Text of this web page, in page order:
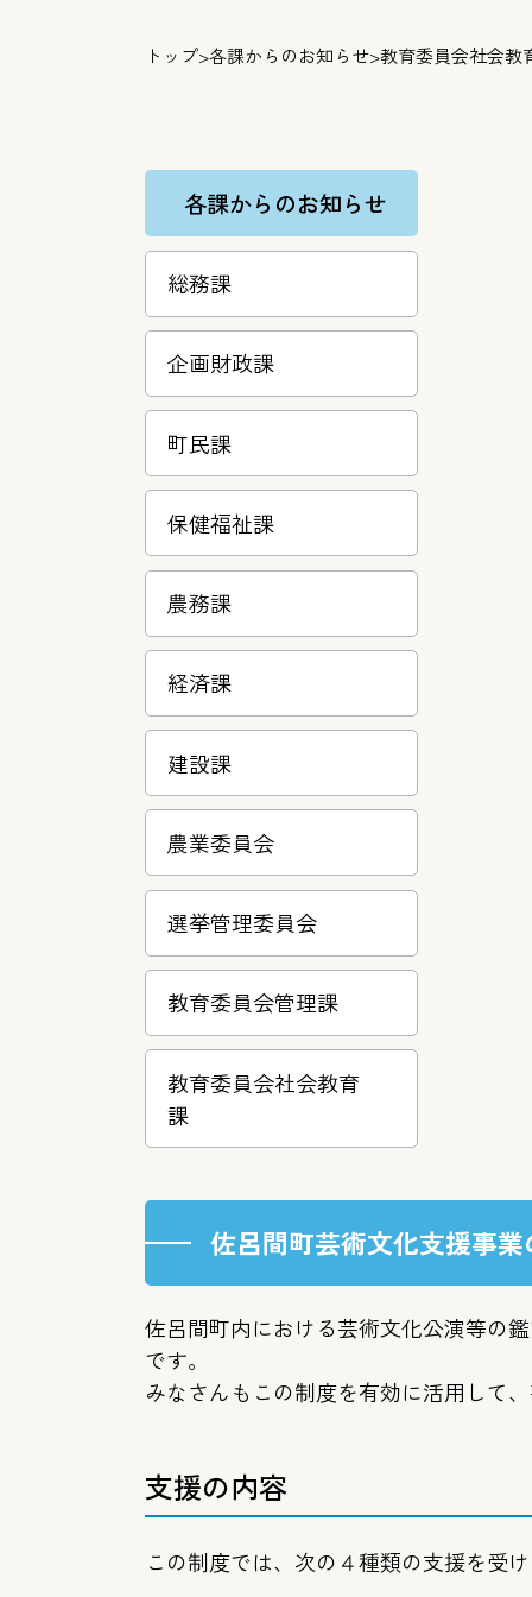
トップ>各課からのお知らせ>教育委員会社会教
佐呂間町芸術文化支援事
佐呂間町内における芸術文化公演等の
です。
みなさんもこの制度を有効に活用して
支援の内容
この制度では、次の４種類の支援を受
各課からのお知らせ
総務課
企画財政課
町民課
保健福祉課
農務課
経済課
建設課
農業委員会
選挙管理委員会
教育委員会管理課
教育委員会社会教育
課